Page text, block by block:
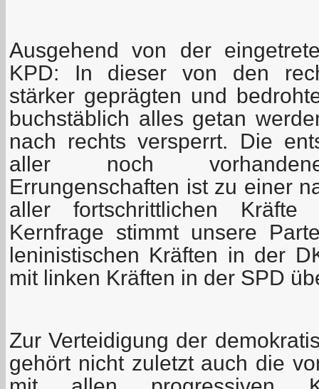
Ausgehend von der
KPD: In dieser von den
stärker geprägten und
buchstäblich alles getan
nach rechts versperrt. Die
aller noch
Errungenschaften ist zu einer
aller fortschrittlichen
Kernfrage stimmt unsere
leninistischen Kräften in der
mit linken Kräften in der SPD
Zur Verteidigung der
gehört nicht zuletzt auch die